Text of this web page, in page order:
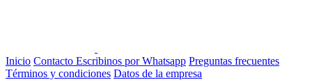
Inicio Contacto Escribinos por Whatsapp Preguntas frecuentes
Términos y condiciones Datos de la empresa